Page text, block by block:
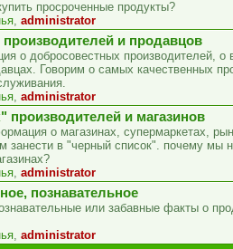
просроченные продукты?
, administrator
и продавцов
о добросовестных производителей, о
Говорим о самых качественных
, administrator
производителей и магазинов
о магазинах, супермаркетах,
занести в "черный список". почему мы
, administrator
познавательное
или забавные факты о
, administrator